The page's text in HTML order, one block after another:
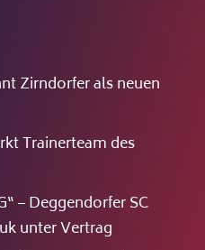
Zirndorfer als neuen
Trainerteam des
– Deggendorfer SC
unter Vertrag